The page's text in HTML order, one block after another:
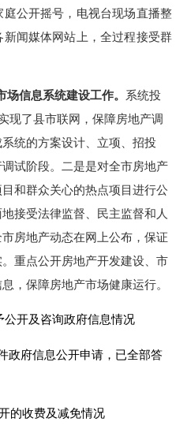
公开摇号， 电视台现场直播整
闻媒体网站上，全过程接受群
信息系统建设工作。 系统投
现了县市联网，保障房地产调
统的方案设计、立项、招投
试阶段。二是是对全市房地产
和群众关心的热点项目进行公
接受法律监督、民主监督和人
房地产动态在网上公布，保证
重点公开房地产开发建设、市
，保障房地产市场健康运行。
公开及咨询政府信息情况
政府信息公开申请 ，已全部答
的收费及减免情况